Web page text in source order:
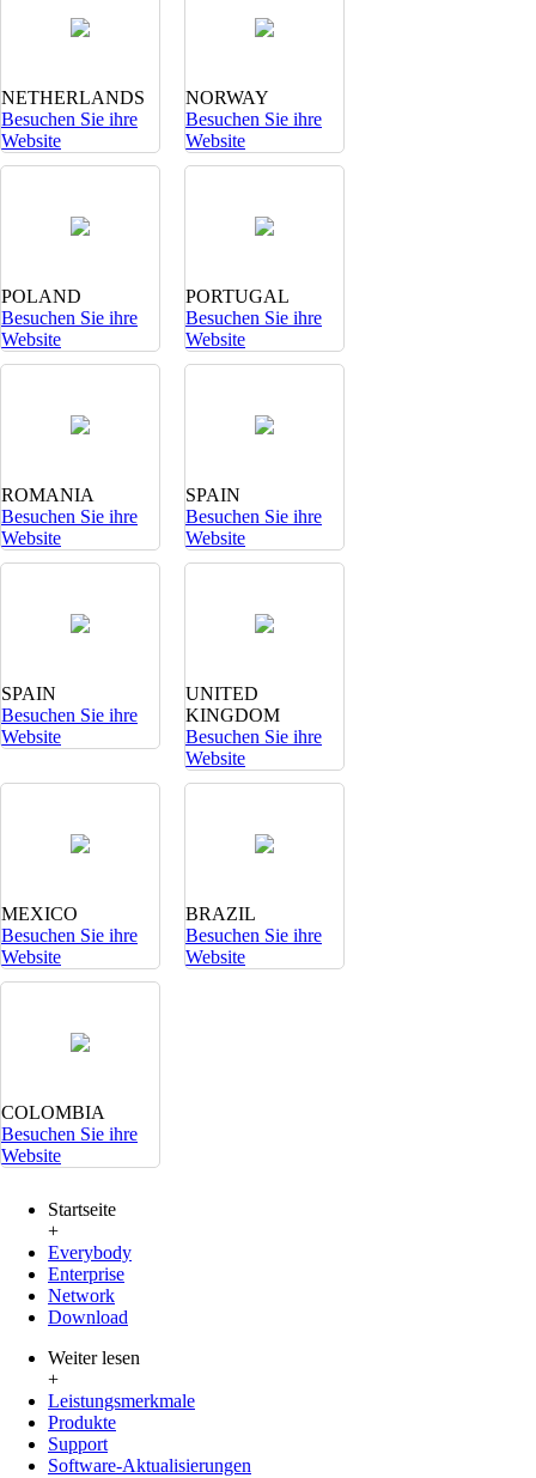
NETHERLANDS
Besuchen Sie ihre
Website
NORWAY
Besuchen Sie ihre
Website
POLAND
Besuchen Sie ihre
Website
PORTUGAL
Besuchen Sie ihre
Website
ROMANIA
Besuchen Sie ihre
Website
SPAIN
Besuchen Sie ihre
Website
SPAIN
Besuchen Sie ihre
Website
UNITED
KINGDOM
Besuchen Sie ihre
Website
MEXICO
Besuchen Sie ihre
Website
BRAZIL
Besuchen Sie ihre
Website
COLOMBIA
Besuchen Sie ihre
Website
Startseite
+
Everybody
Enterprise
Network
Download
Weiter lesen
+
Leistungsmerkmale
Produkte
Support
Software-Aktualisierungen